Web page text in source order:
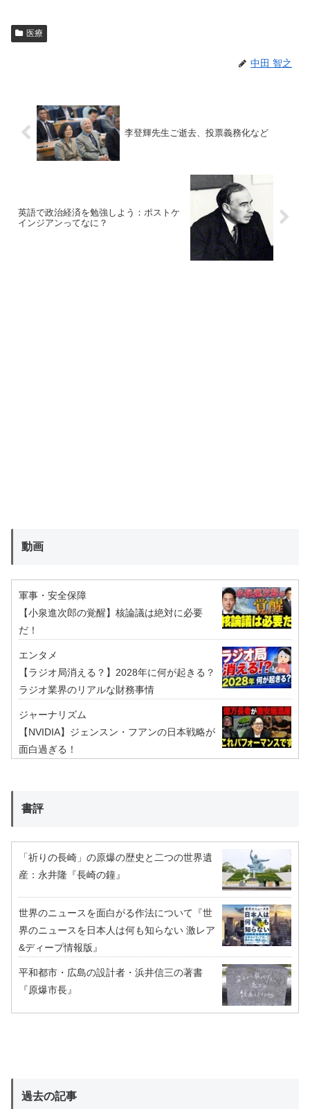
医療
中田 智之
李登輝先生ご逝去、投票義務化など
英語で政治経済を勉強しよう：ポストケ
インジアンってなに？
動画
軍事・安全保障
【小泉進次郎の覚醒】核論議は絶対に必要
だ！
エンタメ
【ラジオ局消える？】2028年に何が起きる？
ラジオ業界のリアルな財務事情
ジャーナリズム
【NVIDIA】ジェンスン・フアンの日本戦略が
面白過ぎる！
書評
「祈りの長崎」の原爆の歴史と二つの世界遺
産：永井隆『長崎の鐘』
世界のニュースを面白がる作法について『世
界のニュースを日本人は何も知らない 激レア
&ディープ情報版』
平和都市・広島の設計者・浜井信三の著書
『原爆市長』
過去の記事